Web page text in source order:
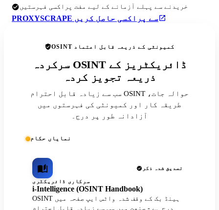
خریدنے سے پہلے آزمانے کے لیے مفت پراکسی فہرستیں
PROXYSCRAPE سے پراکسی حاصل کریں
OSINT کمیونٹی کے ذریعہ قابل اعتماد
سرکردہ OSINT ڈائریکٹریز کے
ذریعہ تجویز کردہ
سب سے زیادہ قابل احترام OSINT حوالہ جات،
طریقہ کار اور کمیونٹی کی فہرستوں میں
آزادانہ طور پر درج۔
نمایاں حکام
تصدیق شدہ ذکر
سرکاری ڈائریکٹری
i-Intelligence (OSINT Handbook)
OSINT ہینڈ بک کے وقف شدہ واٹس ایپ صفحہ میں
درج ہے - صنعت میں سب سے زیادہ قابل احترام